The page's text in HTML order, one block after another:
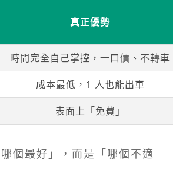
真正優勢
時間完全自己掌控，一口價、不轉車
成本最低，1 人也能出車
表面上「免費」
個最好」，而是「哪個不適